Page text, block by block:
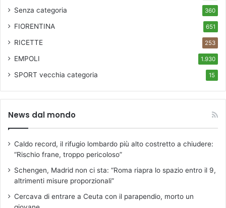
2
4
v
e
e
d
2
9
a
s
o
Senza categoria 360
FIORENTINA 651
RICETTE 253
EMPOLI 1.930
SPORT vecchia categoria 15
News dal mondo
Caldo record, il rifugio lombardo più alto costretto a chiudere:
“Rischio frane, troppo pericoloso”
Schengen, Madrid non ci sta: “Roma riapra lo spazio entro il 9,
altrimenti misure proporzionali”
Cercava di entrare a Ceuta con il parapendio, morto un